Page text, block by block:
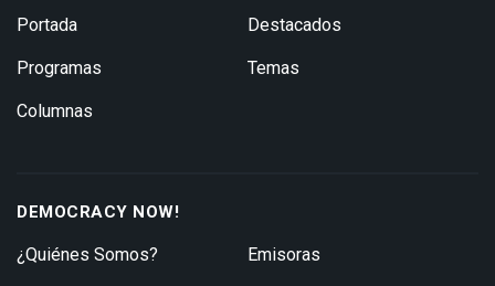
Portada
Programas
Columnas
Destacados
Temas
DEMOCRACY NOW!
¿Quiénes Somos? Emisoras